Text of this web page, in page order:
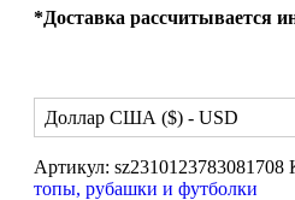
*Доставка рассчитывается
Доллар США ($) - USD
Артикул: sz2310123783081708
топы, рубашки и футболки